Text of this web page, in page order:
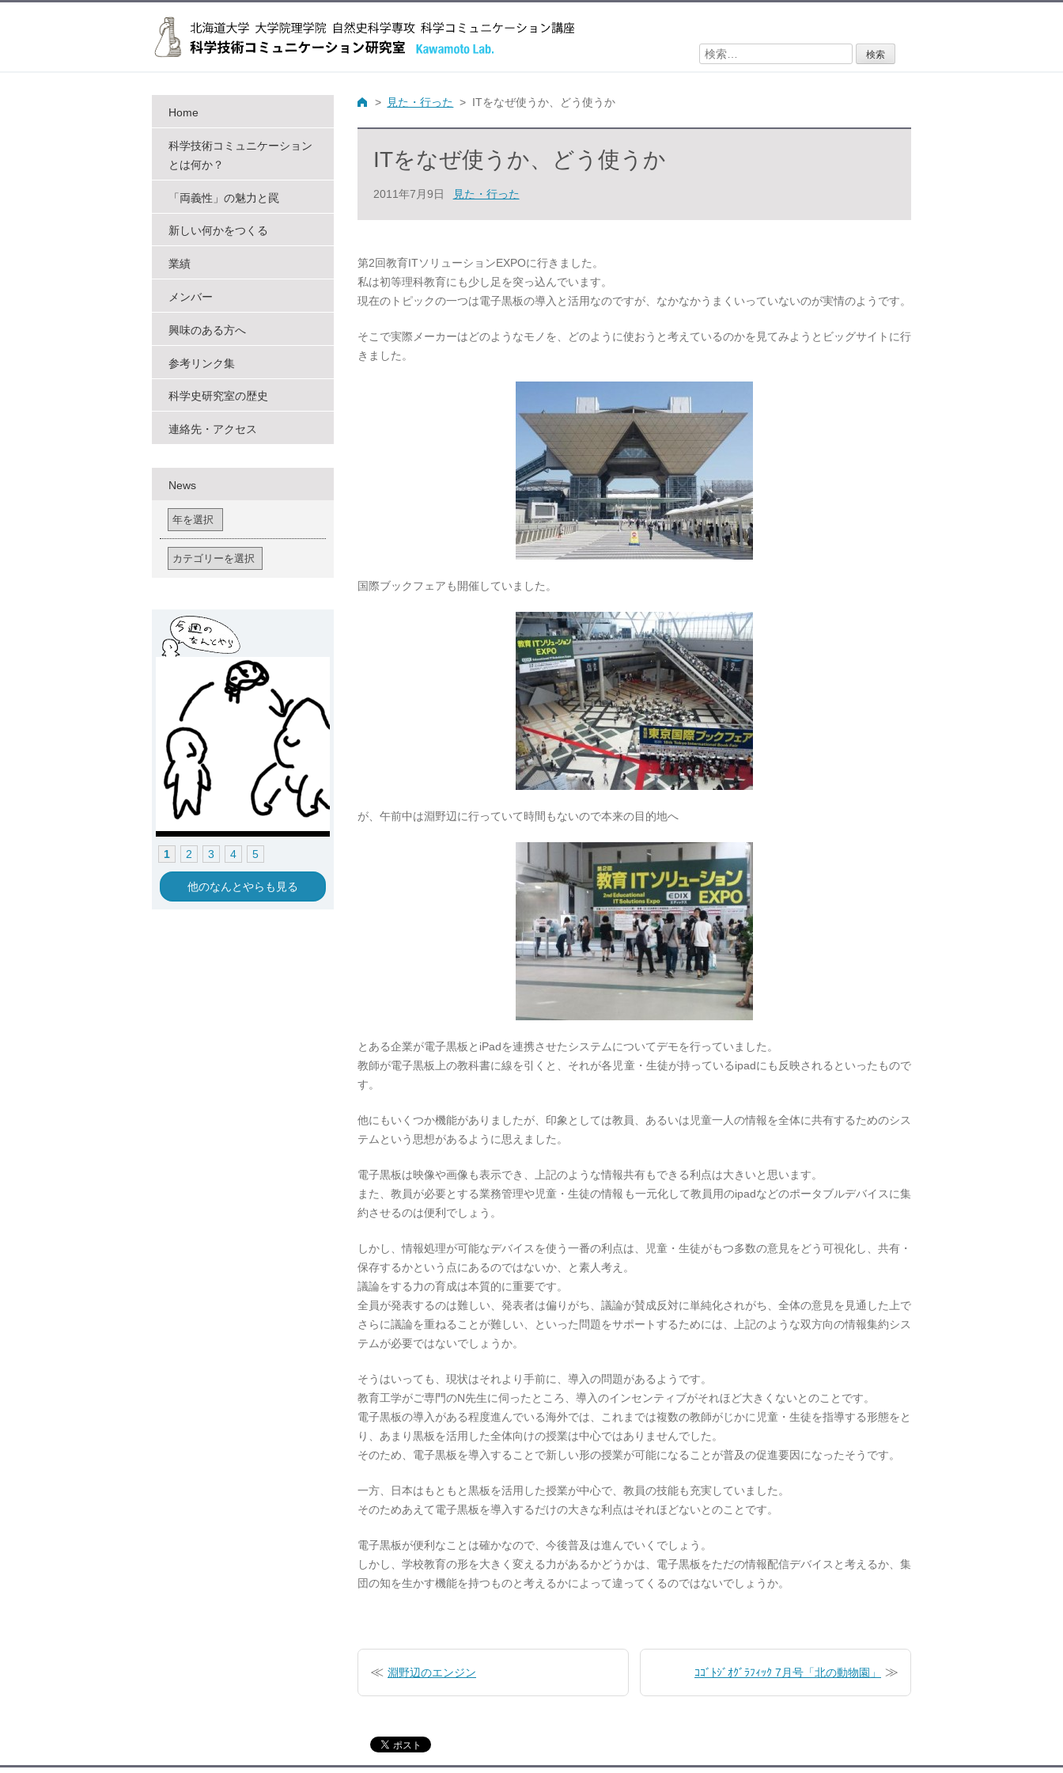
検
見た・行った ITをなぜ使うか、どう使うか
ITをなぜ使うか、どう使うか
2011年7月9日 見た・行った
第2回教育ITソリューションEXPOに行きました。
私は初等理科教育にも少し足を突っ込んでいます。
現在のトピックの一つは電子黒板の導入と活用なのですが、なかなかうまくいっていないのが実情のようです。
そこで実際メーカーはどのようなモノを、どのように使おうと考えているのかを見てみようとビッグサイトに行
きました。
国際ブックフェアも開催していました。
が、午前中は淵野辺に行っていて時間もないので本来の目的地へ
とある企業が電子黒板とiPadを連携させたシステムについてデモを行っていました。
教師が電子黒板上の教科書に線を引くと、それが各児童・生徒が持っているipadにも反映されるといったもので
す。
他にもいくつか機能がありましたが、印象としては教員、あるいは児童一人の情報を全体に共有するためのシス
テムという思想があるように思えました。
電子黒板は映像や画像も表示でき、上記のような情報共有もできる利点は大きいと思います。
また、教員が必要とする業務管理や児童・生徒の情報も一元化して教員用のipadなどのポータブルデバイスに集
約させるのは便利でしょう。
しかし、情報処理が可能なデバイスを使う一番の利点は、児童・生徒がもつ多数の意見をどう可視化し、共有・
保存するかという点にあるのではないか、と素人考え。
議論をする力の育成は本質的に重要です。
全員が発表するのは難しい、発表者は偏りがち、議論が賛成反対に単純化されがち、全体の意見を見通した上で
さらに議論を重ねることが難しい、といった問題をサポートするためには、上記のような双方向の情報集約シス
テムが必要ではないでしょうか。
そうはいっても、現状はそれより手前に、導入の問題があるようです。
教育工学がご専門のN先生に伺ったところ、導入のインセンティブがそれほど大きくないとのことです。
電子黒板の導入がある程度進んでいる海外では、これまでは複数の教師がじかに児童・生徒を指導する形態をと
り、あまり黒板を活用した全体向けの授業は中心ではありませんでした。
そのため、電子黒板を導入することで新しい形の授業が可能になることが普及の促進要因になったそうです。
一方、日本はもともと黒板を活用した授業が中心で、教員の技能も充実していました。
そのためあえて電子黒板を導入するだけの大きな利点はそれほどないとのことです。
電子黒板が便利なことは確かなので、今後普及は進んでいくでしょう。
しかし、学校教育の形を大きく変える力があるかどうかは、電子黒板をただの情報配信デバイスと考えるか、集
団の知を生かす機能を持つものと考えるかによって違ってくるのではないでしょうか。
稿
ナ
ゲ
ー
淵野辺のエンジン ｺｺﾞﾄｼﾞｵｸﾞﾗﾌｨｯｸ 7月号「北の動物園」
Home
科学技術コミュニケーション
とは何か？
「両義性」の魅力と罠
新しい何かをつくる
業績
メンバー
興味のある方へ
参考リンク集
科学史研究室の歴史
連絡先・アクセス
News
1 2 3 4 5
他のなんとやらも見る